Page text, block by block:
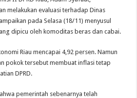
melakukan evaluasi terhadap Dinas
pada Selasa (18/11) menyusul
dipicu oleh komoditas beras dan cabai.
Riau mencapai 4,92 persen. Namun
pokok tersebut membuat inflasi tetap
DPRD.
pemerintah sebenarnya telah